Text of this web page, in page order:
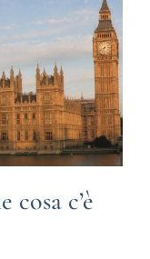
cosa c’è